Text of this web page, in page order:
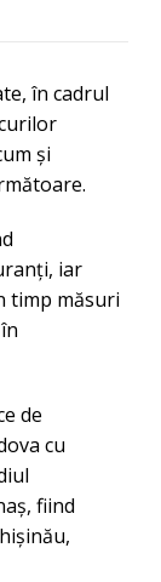
în cadrul
și
iar
timp măsuri
de
cu
fiind